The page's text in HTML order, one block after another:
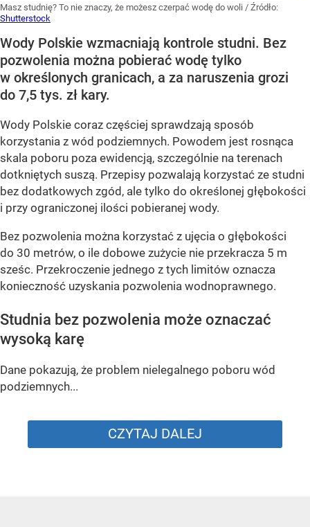
Masz studnię? To nie znaczy, że możesz czerpać wodę do woli / Źródło:
Shutterstock
Wody Polskie wzmacniają kontrole studni. Bez
pozwolenia można pobierać wodę tylko
w określonych granicach, a za naruszenia grozi
do 7,5 tys. zł kary.
Wody Polskie coraz częściej sprawdzają sposób
korzystania z wód podziemnych. Powodem jest rosnąca
skala poboru poza ewidencją, szczególnie na terenach
dotkniętych suszą. Przepisy pozwalają korzystać ze studni
bez dodatkowych zgód, ale tylko do określonej głębokości
i przy ograniczonej ilości pobieranej wody.
Bez pozwolenia można korzystać z ujęcia o głębokości
do 30 metrów, o ile dobowe zużycie nie przekracza 5 m
sześc. Przekroczenie jednego z tych limitów oznacza
konieczność uzyskania pozwolenia wodnoprawnego.
Studnia bez pozwolenia może oznaczać
wysoką karę
Dane pokazują, że problem nielegalnego poboru wód
podziemnych...
CZYTAJ DALEJ